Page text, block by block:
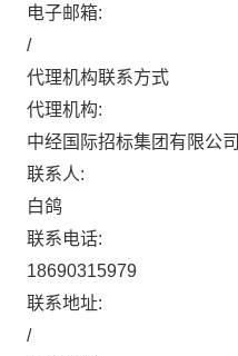
电子邮箱:
/
代理机构联系方式
代理机构:
中经国际招标集团有限公司
联系人:
白鸽
联系电话:
18690315979
联系地址:
/